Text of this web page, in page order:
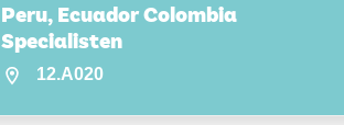
Peru, Ecuador Colombia
Specialisten
12.A020